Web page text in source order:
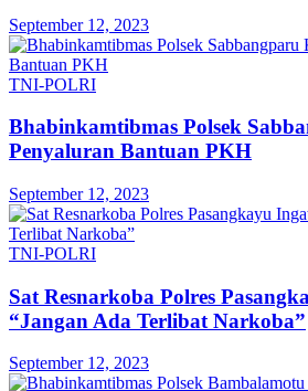
September 12, 2023
TNI-POLRI
Bhabinkamtibmas Polsek
Penyaluran Bantuan PKH
September 12, 2023
TNI-POLRI
Sat Resnarkoba Polres
“Jangan Ada Terlibat Narkoba”
September 12, 2023